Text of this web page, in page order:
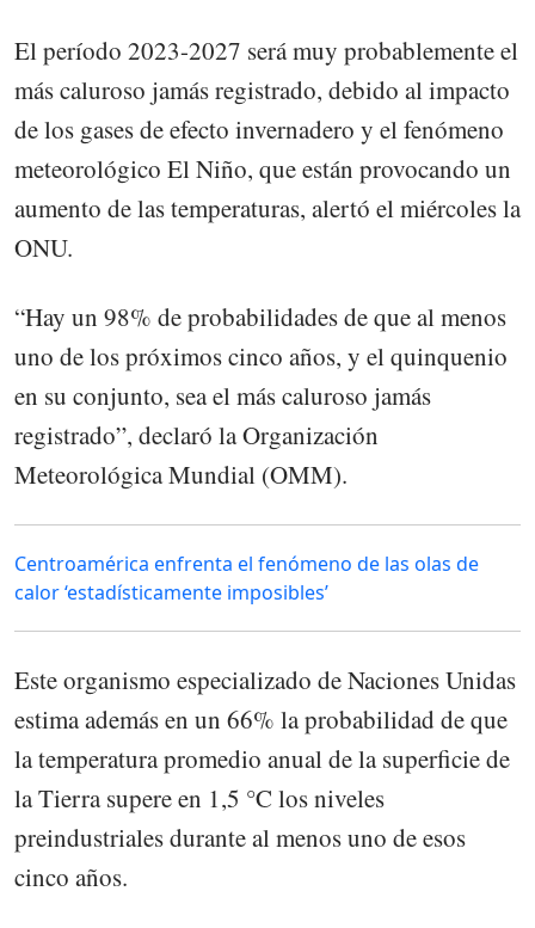
El período 2023-2027 será muy probablemente el
más caluroso jamás registrado, debido al impacto
de los gases de efecto invernadero y el fenómeno
meteorológico El Niño, que están provocando un
aumento de las temperaturas, alertó el miércoles la
ONU.
“Hay un 98% de probabilidades de que al menos
uno de los próximos cinco años, y el quinquenio
en su conjunto, sea el más caluroso jamás
registrado”, declaró la Organización
Meteorológica Mundial (OMM).
Centroamérica enfrenta el fenómeno de las olas de
calor ‘estadísticamente imposibles’
Este organismo especializado de Naciones Unidas
estima además en un 66% la probabilidad de que
la temperatura promedio anual de la superficie de
la Tierra supere en 1,5 °C los niveles
preindustriales durante al menos uno de esos
cinco años.